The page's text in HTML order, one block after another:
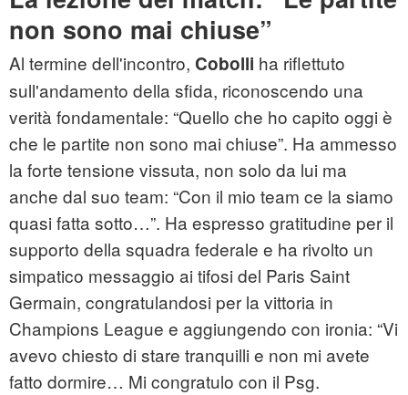
non sono mai chiuse”
Al termine dell'incontro, Cobolli ha riflettuto
sull'andamento della sfida, riconoscendo una
verità fondamentale: “Quello che ho capito oggi è
che le partite non sono mai chiuse”. Ha ammesso
la forte tensione vissuta, non solo da lui ma
anche dal suo team: “Con il mio team ce la siamo
quasi fatta sotto…”. Ha espresso gratitudine per il
supporto della squadra federale e ha rivolto un
simpatico messaggio ai tifosi del Paris Saint
Germain, congratulandosi per la vittoria in
Champions League e aggiungendo con ironia: “Vi
avevo chiesto di stare tranquilli e non mi avete
fatto dormire… Mi congratulo con il Psg.